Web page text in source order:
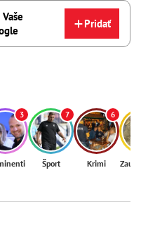
Pridať
3 7
Šport
6
Krimi